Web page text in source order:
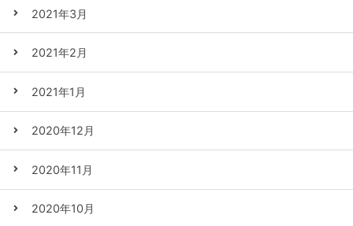
2021年3月
2021年2月
2021年1月
2020年12月
2020年11月
2020年10月